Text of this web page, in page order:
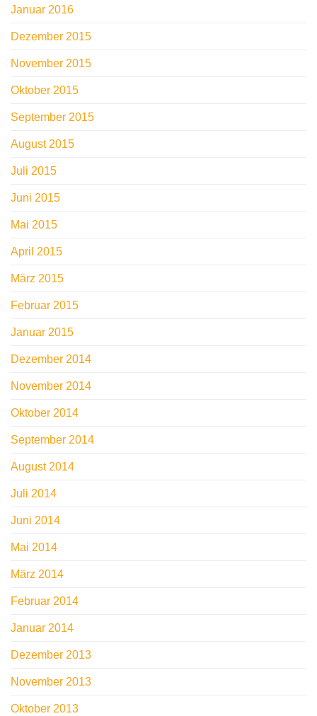
Januar 2016
Dezember 2015
November 2015
Oktober 2015
September 2015
August 2015
Juli 2015
Juni 2015
Mai 2015
April 2015
März 2015
Februar 2015
Januar 2015
Dezember 2014
November 2014
Oktober 2014
September 2014
August 2014
Juli 2014
Juni 2014
Mai 2014
März 2014
Februar 2014
Januar 2014
Dezember 2013
November 2013
Oktober 2013